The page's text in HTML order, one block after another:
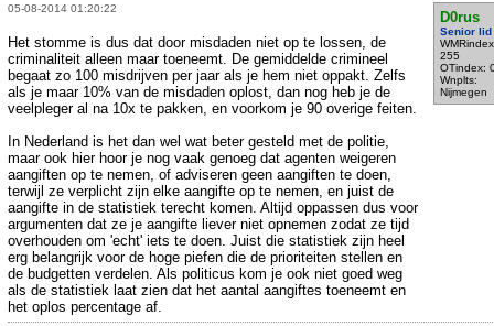
05-08-2014 01:20:22
D0rus
Senior lid
255
OTindex:
Wnplts:
Nijmegen
Het stomme is dus dat door misdaden niet op te lossen, de
criminaliteit alleen maar toeneemt. De gemiddelde crimineel
begaat zo 100 misdrijven per jaar als je hem niet oppakt. Zelfs
als je maar 10% van de misdaden oplost, dan nog heb je de
veelpleger al na 10x te pakken, en voorkom je 90 overige feiten.
In Nederland is het dan wel wat beter gesteld met de politie,
maar ook hier hoor je nog vaak genoeg dat agenten weigeren
aangiften op te nemen, of adviseren geen aangiften te doen,
terwijl ze verplicht zijn elke aangifte op te nemen, en juist de
aangifte in de statistiek terecht komen. Altijd oppassen dus voor
argumenten dat ze je aangifte liever niet opnemen zodat ze tijd
overhouden om 'echt' iets te doen. Juist die statistiek zijn heel
erg belangrijk voor de hoge piefen die de prioriteiten stellen en
de budgetten verdelen. Als politicus kom je ook niet goed weg
als de statistiek laat zien dat het aantal aangiftes toeneemt en
het oplos percentage af.